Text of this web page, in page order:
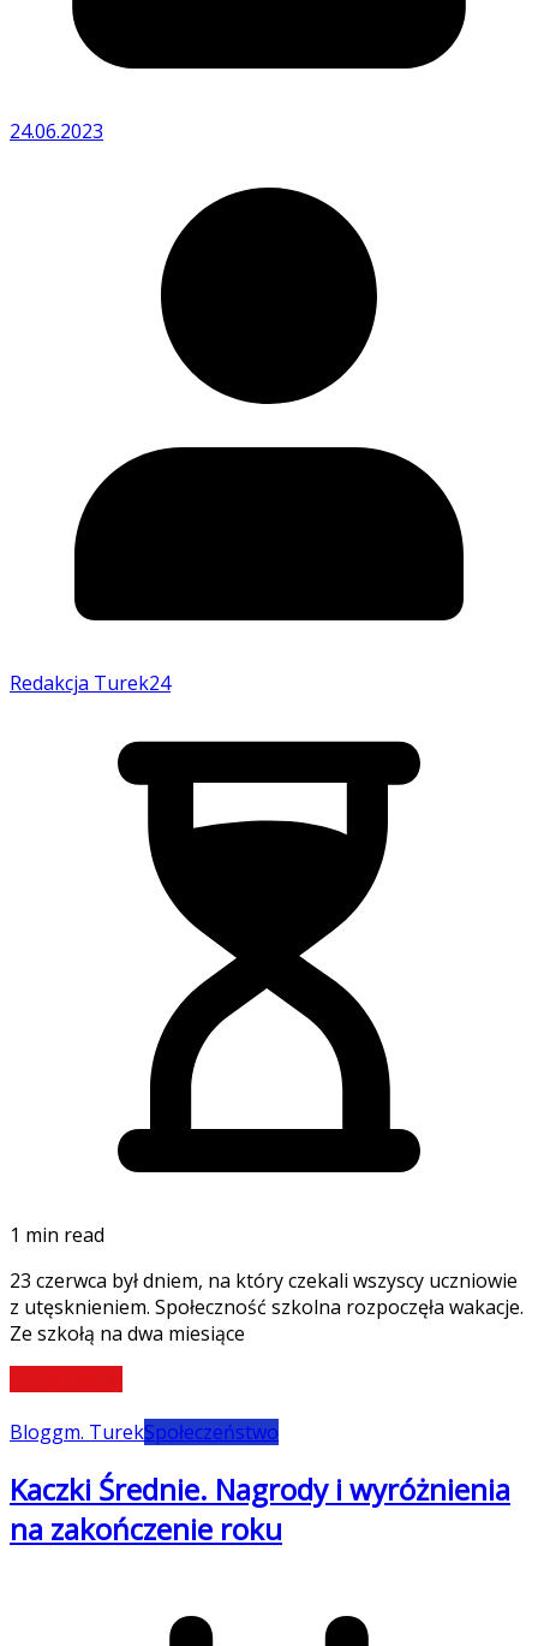
24.06.2023
Redakcja Turek24
1 min read
23 czerwca był dniem, na który czekali wszyscy uczniowie
z utęsknieniem. Społeczność szkolna rozpoczęła wakacje.
Ze szkołą na dwa miesiące
Bloggm. TurekSpołeczeństwo
Kaczki Średnie. Nagrody i wyróżnienia
na zakończenie roku